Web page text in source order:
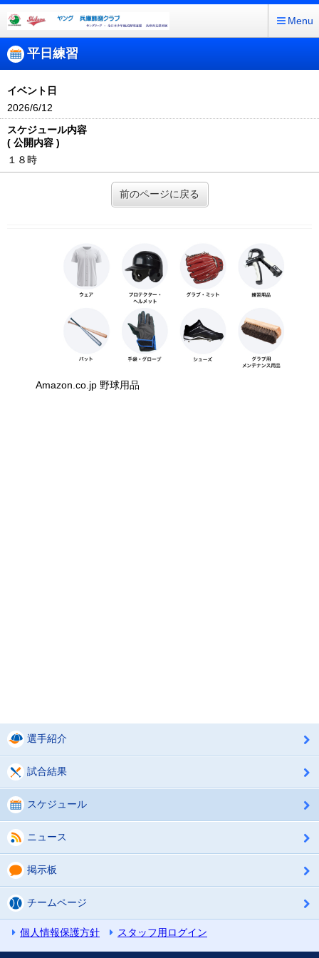
Menu
平日練習
イベント日
2026/6/12
スケジュール内容
( 公開内容 )
１８時
前のページに戻る
Amazon.co.jp 野球用品
選手紹介
試合結果
スケジュール
ニュース
掲示板
チームページ
個人情報保護方針 スタッフ用ログイン